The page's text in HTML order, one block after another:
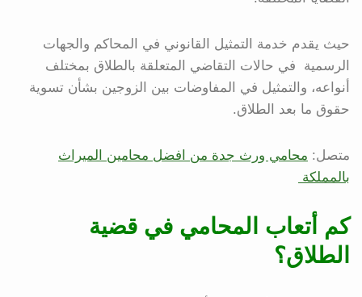
حيث يقدم خدمة التمثيل القانوني في المحاكم والجهات
الرسمية في حالات التقاضي المتعلقة بالطلاق بمختلف
أنواعه، والتمثيل في المفاوضات بين الزوجين بشأن تسوية
حقوق ما بعد الطلاق.
متصل: محامي ورث جدة من افضل محامين الميراث
بالمملكة
كم أتعاب المحامي في قضية
الطلاق؟